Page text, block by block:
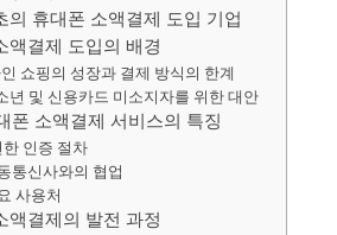
의 휴대폰 소액결제 도입 기업
액결제 도입의 배경
쇼핑의 성장과 결제 방식의 한계
년 및 신용카드 미소지자를 위한 대안
폰 소액결제 서비스의 특징
인증 절차
통신사와의 협업
사용처
액결제의 발전 과정